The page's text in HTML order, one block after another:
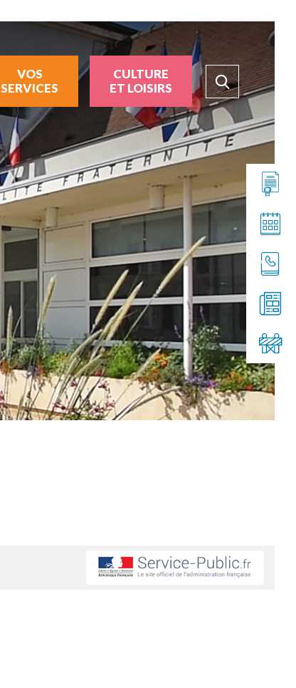
VOS
SERVICES
CULTURE
ET LOISIRS